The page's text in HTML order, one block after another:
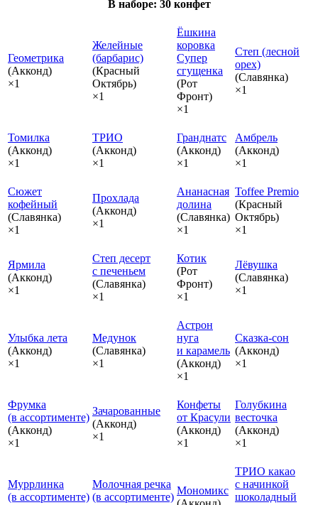
В наборе: 30 конфет
Геометрика
(Акконд)
×1
Желейные
(барбарис)
(Красный
Октябрь)
×1
Ёшкина
коровка
Супер
сгущенка
(Рот
Фронт)
×1
Степ (лесной
орех)
(Славянка)
×1
Томилка
(Акконд)
×1
ТРИО
(Акконд)
×1
Гранднатс
(Акконд)
×1
Амбрель
(Акконд)
×1
Сюжет
кофейный
(Славянка)
×1
Прохлада
(Акконд)
×1
Ананасная
долина
(Славянка)
×1
Toffee Premio
(Красный
Октябрь)
×1
Ярмила
(Акконд)
×1
Степ десерт
с печеньем
(Славянка)
×1
Котик
(Рот
Фронт)
×1
Лёвушка
(Славянка)
×1
Улыбка лета
(Акконд)
×1
Медунок
(Славянка)
×1
Астрон
нуга
и карамель
(Акконд)
×1
Сказка‑сон
(Акконд)
×1
Фрумка
(в ассортименте)
(Акконд)
×1
Зачарованные
(Акконд)
×1
Конфеты
от Красули
(Акконд)
×1
Голубкина
весточка
(Акконд)
×1
Муррлинка
(в ассортименте)
Молочная речка
(в ассортименте)
Мономикс
ТРИО какао
с начинкой
шоколадный